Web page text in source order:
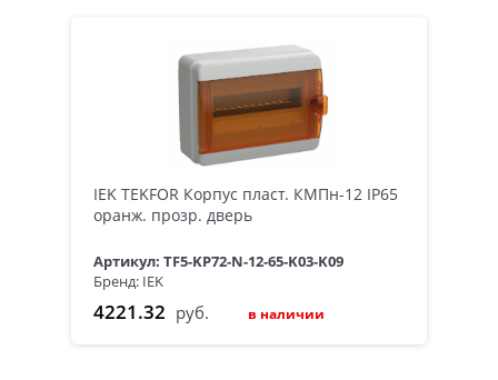
IEK TEKFOR Корпус пласт. КМПн-12 IP65
оранж. прозр. дверь
Артикул: TF5-KP72-N-12-65-K03-K09
Бренд: IEK
4221.32 руб. в наличии